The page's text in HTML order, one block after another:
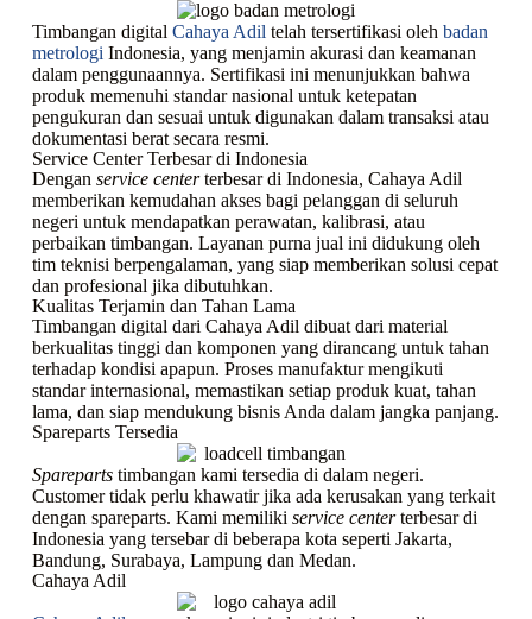
Timbangan digital Cahaya Adil telah tersertifikasi oleh badan
metrologi Indonesia, yang menjamin akurasi dan keamanan
dalam penggunaannya. Sertifikasi ini menunjukkan bahwa
produk memenuhi standar nasional untuk ketepatan
pengukuran dan sesuai untuk digunakan dalam transaksi atau
dokumentasi berat secara resmi.
Service Center Terbesar di Indonesia
Dengan service centerterbesar di Indonesia, Cahaya Adil
memberikan kemudahan akses bagi pelanggan di seluruh
negeri untuk mendapatkan perawatan, kalibrasi, atau
perbaikan timbangan. Layanan purna jual ini didukung oleh
tim teknisi berpengalaman, yang siap memberikan solusi cepat
dan profesional jika dibutuhkan.
Kualitas Terjamin dan Tahan Lama
Timbangan digital dari Cahaya Adil dibuat dari material
berkualitas tinggi dan komponen yang dirancang untuk tahan
terhadap kondisi apapun. Proses manufaktur mengikuti
standar internasional, memastikan setiap produk kuat, tahan
lama, dan siap mendukung bisnis Anda dalam jangka panjang.
Spareparts Tersedia
Sparepartstimbangan kami tersedia di dalam negeri.
Customer tidak perlu khawatir jika ada kerusakan yang terkait
dengan spareparts. Kami memiliki service centerterbesar di
Indonesia yang tersebar di beberapa kota seperti Jakarta,
Bandung, Surabaya, Lampung dan Medan.
Cahaya Adil